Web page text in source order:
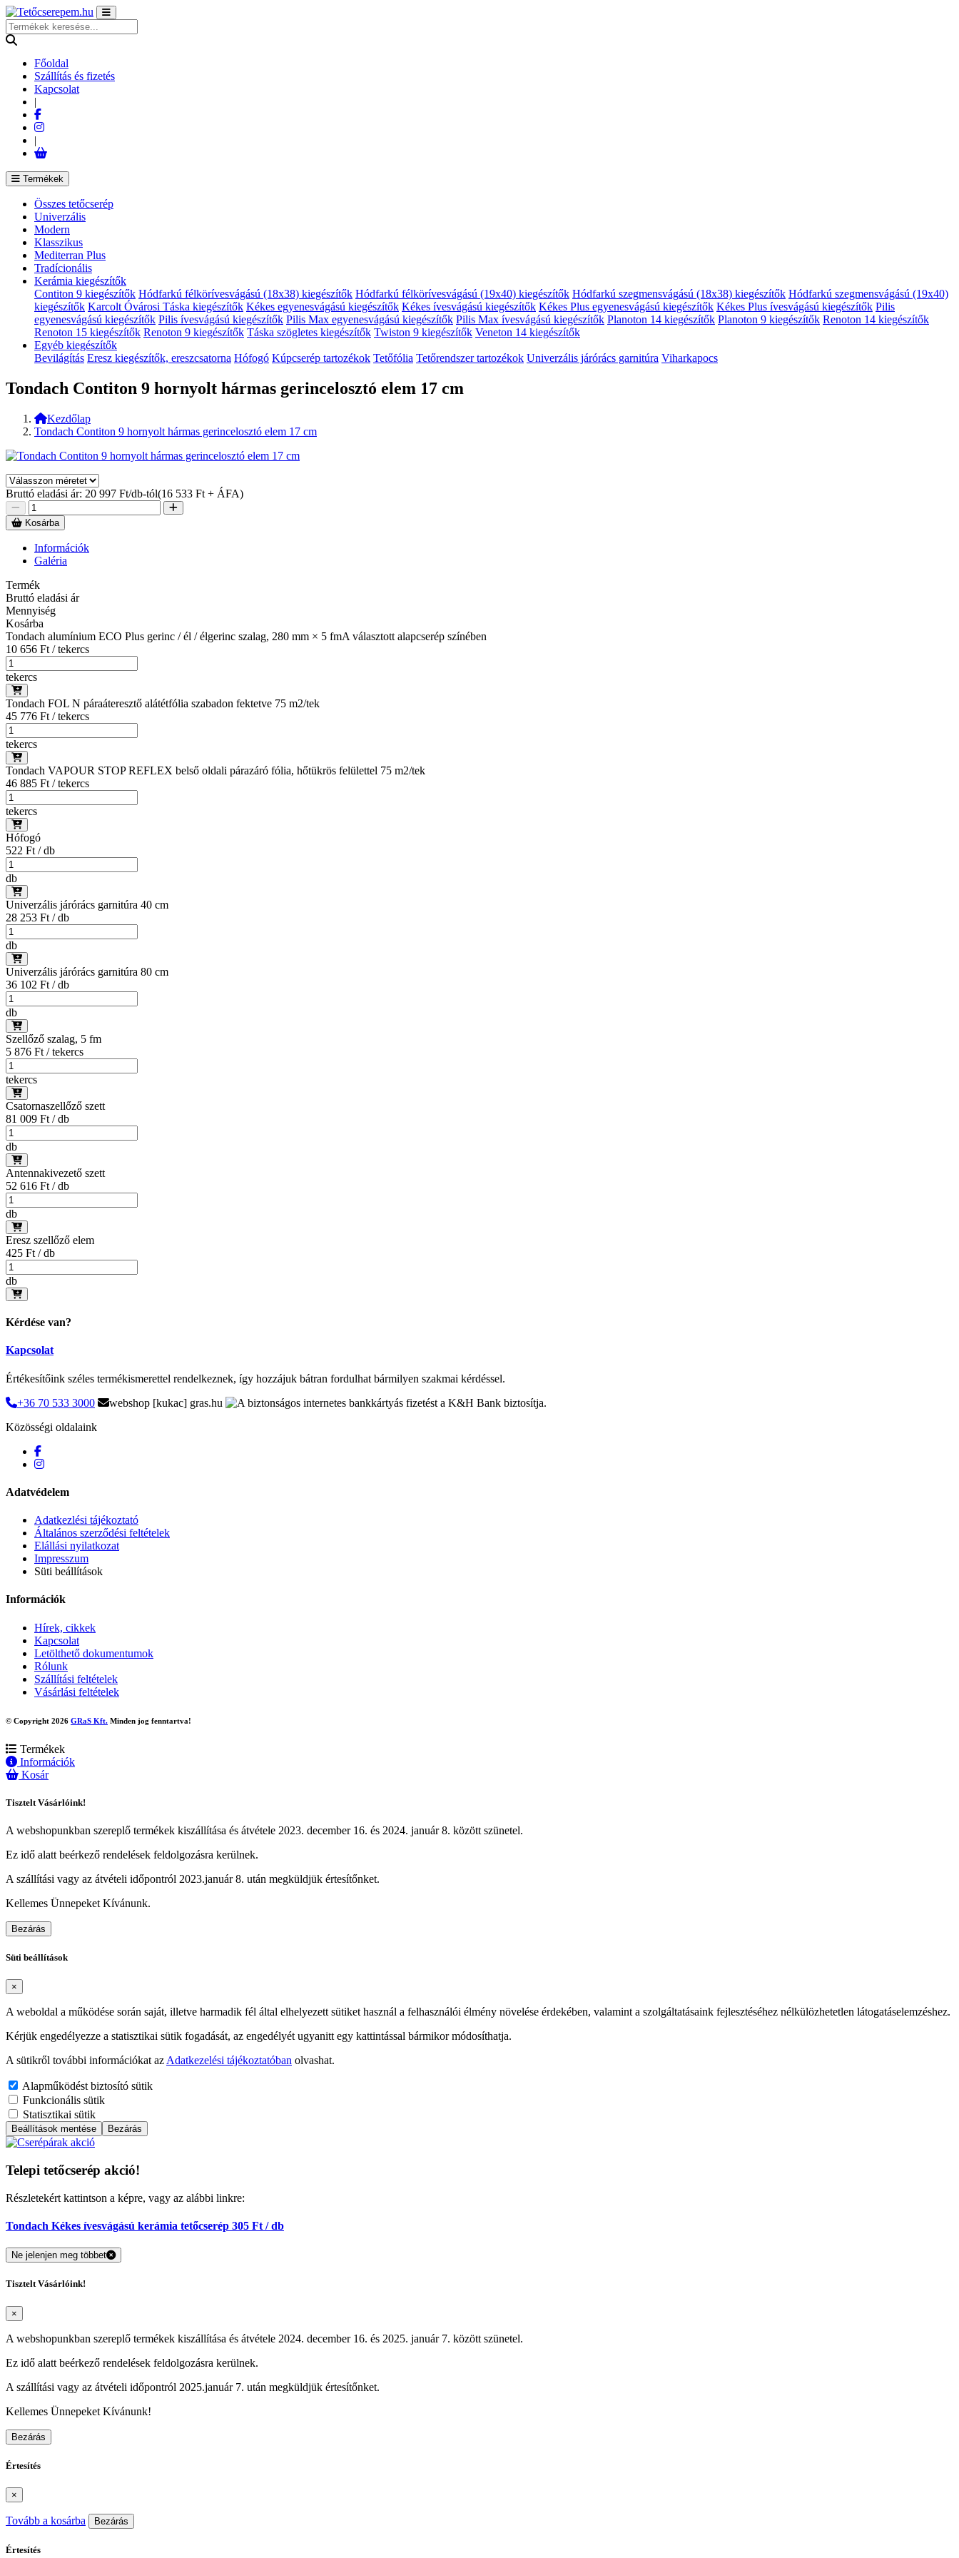
Főoldal
Szállítás és fizetés
Kapcsolat
|
|
Termékek
Összes tetőcserép
Univerzális
Modern
Klasszikus
Mediterran Plus
Tradícionális
Kerámia kiegészítők
Contiton 9 kiegészítők Hódfarkú félkörívesvágású (18x38) kiegészítők Hódfarkú félkörívesvágású (19x40) kiegészítők Hódfarkú szegmensvágású (18x38) kiegészítők Hódfarkú szegmensvágású (19x40)
kiegészítők Karcolt Óvárosi Táska kiegészítők Kékes egyenesvágású kiegészítők Kékes ívesvágású kiegészítők Kékes Plus egyenesvágású kiegészítők Kékes Plus ívesvágású kiegészítők Pilis
egyenesvágású kiegészítők Pilis ívesvágású kiegészítők Pilis Max egyenesvágású kiegészítők Pilis Max ívesvágású kiegészítők Planoton 14 kiegészítők Planoton 9 kiegészítők Renoton 14 kiegészítők
Renoton 15 kiegészítők Renoton 9 kiegészítők Táska szögletes kiegészítők Twiston 9 kiegészítők Veneton 14 kiegészítők
Egyéb kiegészítők
Bevilágítás Eresz kiegészítők, ereszcsatorna Hófogó Kúpcserép tartozékok Tetőfólia Tetőrendszer tartozékok Univerzális járórács garnitúra Viharkapocs
Tondach Contiton 9 hornyolt hármas gerincelosztó elem 17 cm
Kezdőlap
Tondach Contiton 9 hornyolt hármas gerincelosztó elem 17 cm
Bruttó eladási ár: 20 997 Ft/db-tól(16 533 Ft + ÁFA)
Kosárba
Információk
Galéria
Termék
Bruttó eladási ár
Mennyiség
Kosárba
Tondach alumínium ECO Plus gerinc / él / élgerinc szalag, 280 mm × 5 fmA választott alapcserép színében
10 656 Ft / tekercs
tekercs
Tondach FOL N páraáteresztő alátétfólia szabadon fektetve 75 m2/tek
45 776 Ft / tekercs
tekercs
Tondach VAPOUR STOP REFLEX belső oldali párazáró fólia, hőtükrös felülettel 75 m2/tek
46 885 Ft / tekercs
tekercs
Hófogó
522 Ft / db
db
Univerzális járórács garnitúra 40 cm
28 253 Ft / db
db
Univerzális járórács garnitúra 80 cm
36 102 Ft / db
db
Szellőző szalag, 5 fm
5 876 Ft / tekercs
tekercs
Csatornaszellőző szett
81 009 Ft / db
db
Antennakivezető szett
52 616 Ft / db
db
Eresz szellőző elem
425 Ft / db
db
Kérdése van?
Kapcsolat
Értékesítőink széles termékismerettel rendelkeznek, így hozzájuk bátran fordulhat bármilyen szakmai kérdéssel.
+36 70 533 3000
webshop [kukac] gras.hu
Közösségi oldalaink
Adatvédelem
Adatkezlési tájékoztató
Általános szerződési feltételek
Elállási nyilatkozat
Impresszum
Süti beállítások
Információk
Hírek, cikkek
Kapcsolat
Letölthető dokumentumok
Rólunk
Szállítási feltételek
Vásárlási feltételek
© Copyright 2026 GRaS Kft. Minden jog fenntartva!
Termékek
Információk
Kosár
Tisztelt Vásárlóink!
A webshopunkban szereplő termékek kiszállítása és átvétele 2023. december 16. és 2024. január 8. között szünetel.
Ez idő alatt beérkező rendelések feldolgozásra kerülnek.
A szállítási vagy az átvételi időpontról 2023.január 8. után megküldjük értesítőnket.
Kellemes Ünnepeket Kívánunk.
Bezárás
Süti beállítások
×
A weboldal a működése során saját, illetve harmadik fél által elhelyezett sütiket használ a felhasználói élmény növelése érdekében, valamint a szolgáltatásaink fejlesztéséhez nélkülözhetetlen látogatáselemzéshez.
Kérjük engedélyezze a statisztikai sütik fogadását, az engedélyét ugyanitt egy kattintással bármikor módosíthatja.
A sütikről további információkat az Adatkezelési tájékoztatóban olvashat.
Alapműködést biztosító sütik
Funkcionális sütik
Statisztikai sütik
Beállítások mentése Bezárás
Telepi tetőcserép akció!
Részletekért kattintson a képre, vagy az alábbi linkre:
Tondach Kékes ívesvágású kerámia tetőcserép 305 Ft / db
Ne jelenjen meg többet
Tisztelt Vásárlóink!
×
A webshopunkban szereplő termékek kiszállítása és átvétele 2024. december 16. és 2025. január 7. között szünetel.
Ez idő alatt beérkező rendelések feldolgozásra kerülnek.
A szállítási vagy az átvételi időpontról 2025.január 7. után megküldjük értesítőnket.
Kellemes Ünnepeket Kívánunk!
Bezárás
Értesítés
×
Tovább a kosárba Bezárás
Értesítés